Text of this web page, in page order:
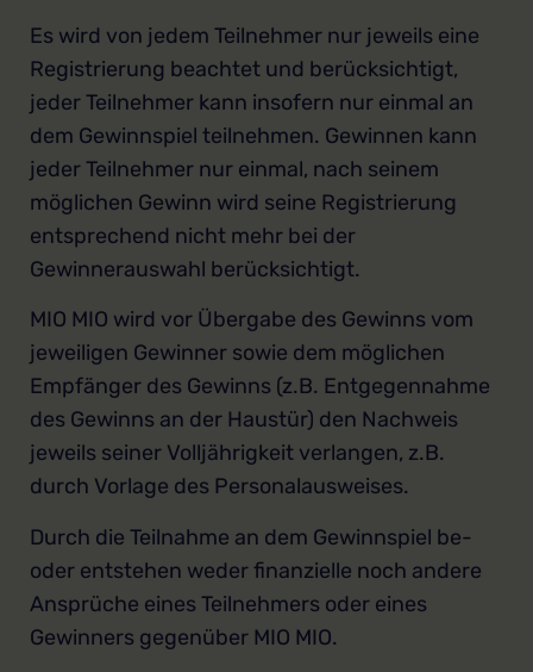
Es wird von jedem Teilnehmer nur jeweils eine
Registrierung beachtet und berücksichtigt,
jeder Teilnehmer kann insofern nur einmal an
dem Gewinnspiel teilnehmen. Gewinnen kann
jeder Teilnehmer nur einmal, nach seinem
möglichen Gewinn wird seine Registrierung
entsprechend nicht mehr bei der
Gewinnerauswahl berücksichtigt.
MIO MIO wird vor Übergabe des Gewinns vom
jeweiligen Gewinner sowie dem möglichen
Empfänger des Gewinns (z.B. Entgegennahme
des Gewinns an der Haustür) den Nachweis
jeweils seiner Volljährigkeit verlangen, z.B.
durch Vorlage des Personalausweises.
Durch die Teilnahme an dem Gewinnspiel be-
oder entstehen weder finanzielle noch andere
Ansprüche eines Teilnehmers oder eines
Gewinners gegenüber MIO MIO.